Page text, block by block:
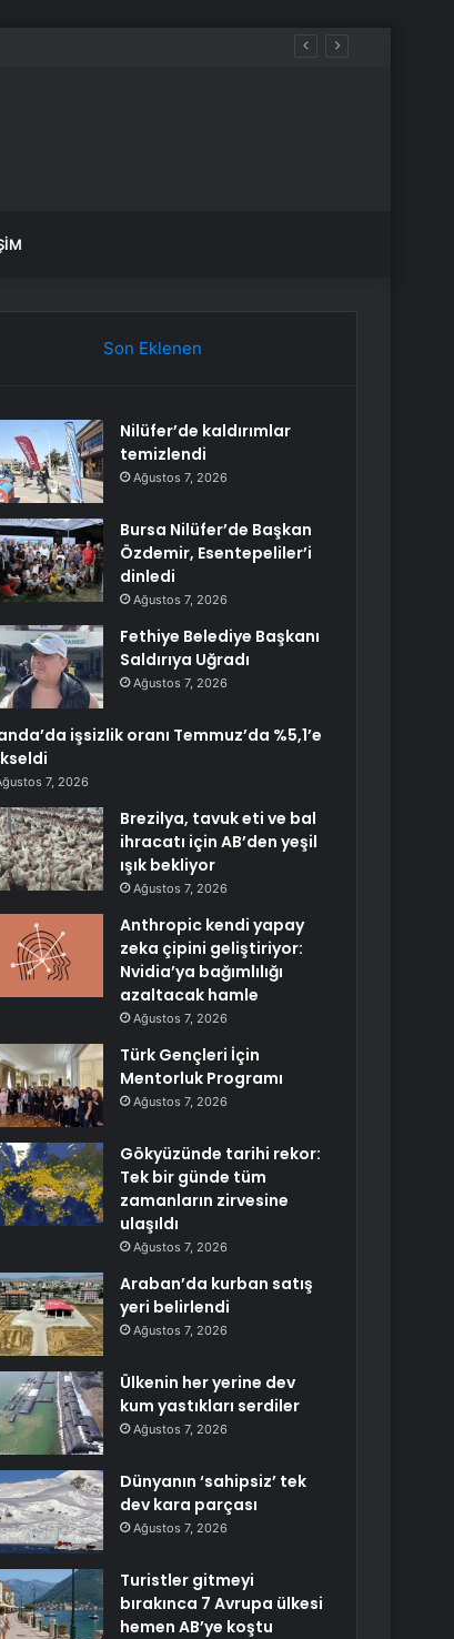
Son Eklenen
Nilüfer’de kaldırımlar
temizlendi
Ağustos 7, 2026
Bursa Nilüfer’de Başkan
Özdemir, Esentepeliler’i
dinledi
Ağustos 7, 2026
Fethiye Belediye Başkanı
Saldırıya Uğradı
Ağustos 7, 2026
işsizlik oranı Temmuz’da %5,1’e
7, 2026
Brezilya, tavuk eti ve bal
ihracatı için AB’den yeşil
ışık bekliyor
Ağustos 7, 2026
Anthropic kendi yapay
zeka çipini geliştiriyor:
Nvidia’ya bağımlılığı
azaltacak hamle
Ağustos 7, 2026
Türk Gençleri İçin
Mentorluk Programı
Ağustos 7, 2026
Gökyüzünde tarihi rekor:
Tek bir günde tüm
zamanların zirvesine
ulaşıldı
Ağustos 7, 2026
Araban’da kurban satış
yeri belirlendi
Ağustos 7, 2026
Ülkenin her yerine dev
kum yastıkları serdiler
Ağustos 7, 2026
Dünyanın ‘sahipsiz’ tek
dev kara parçası
Ağustos 7, 2026
Turistler gitmeyi
bırakınca 7 Avrupa ülkesi
hemen AB’ye koştu